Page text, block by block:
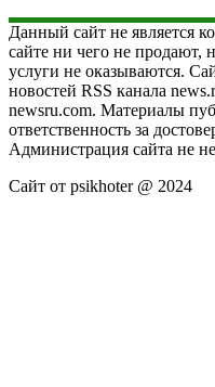
Данный сайт не является
сайте ни чего не продают,
услуги не оказываются.
новостей RSS канала
newsru.com. Материалы
ответственность за
Администрация сайта не
Сайт от psikhoter @ 2024